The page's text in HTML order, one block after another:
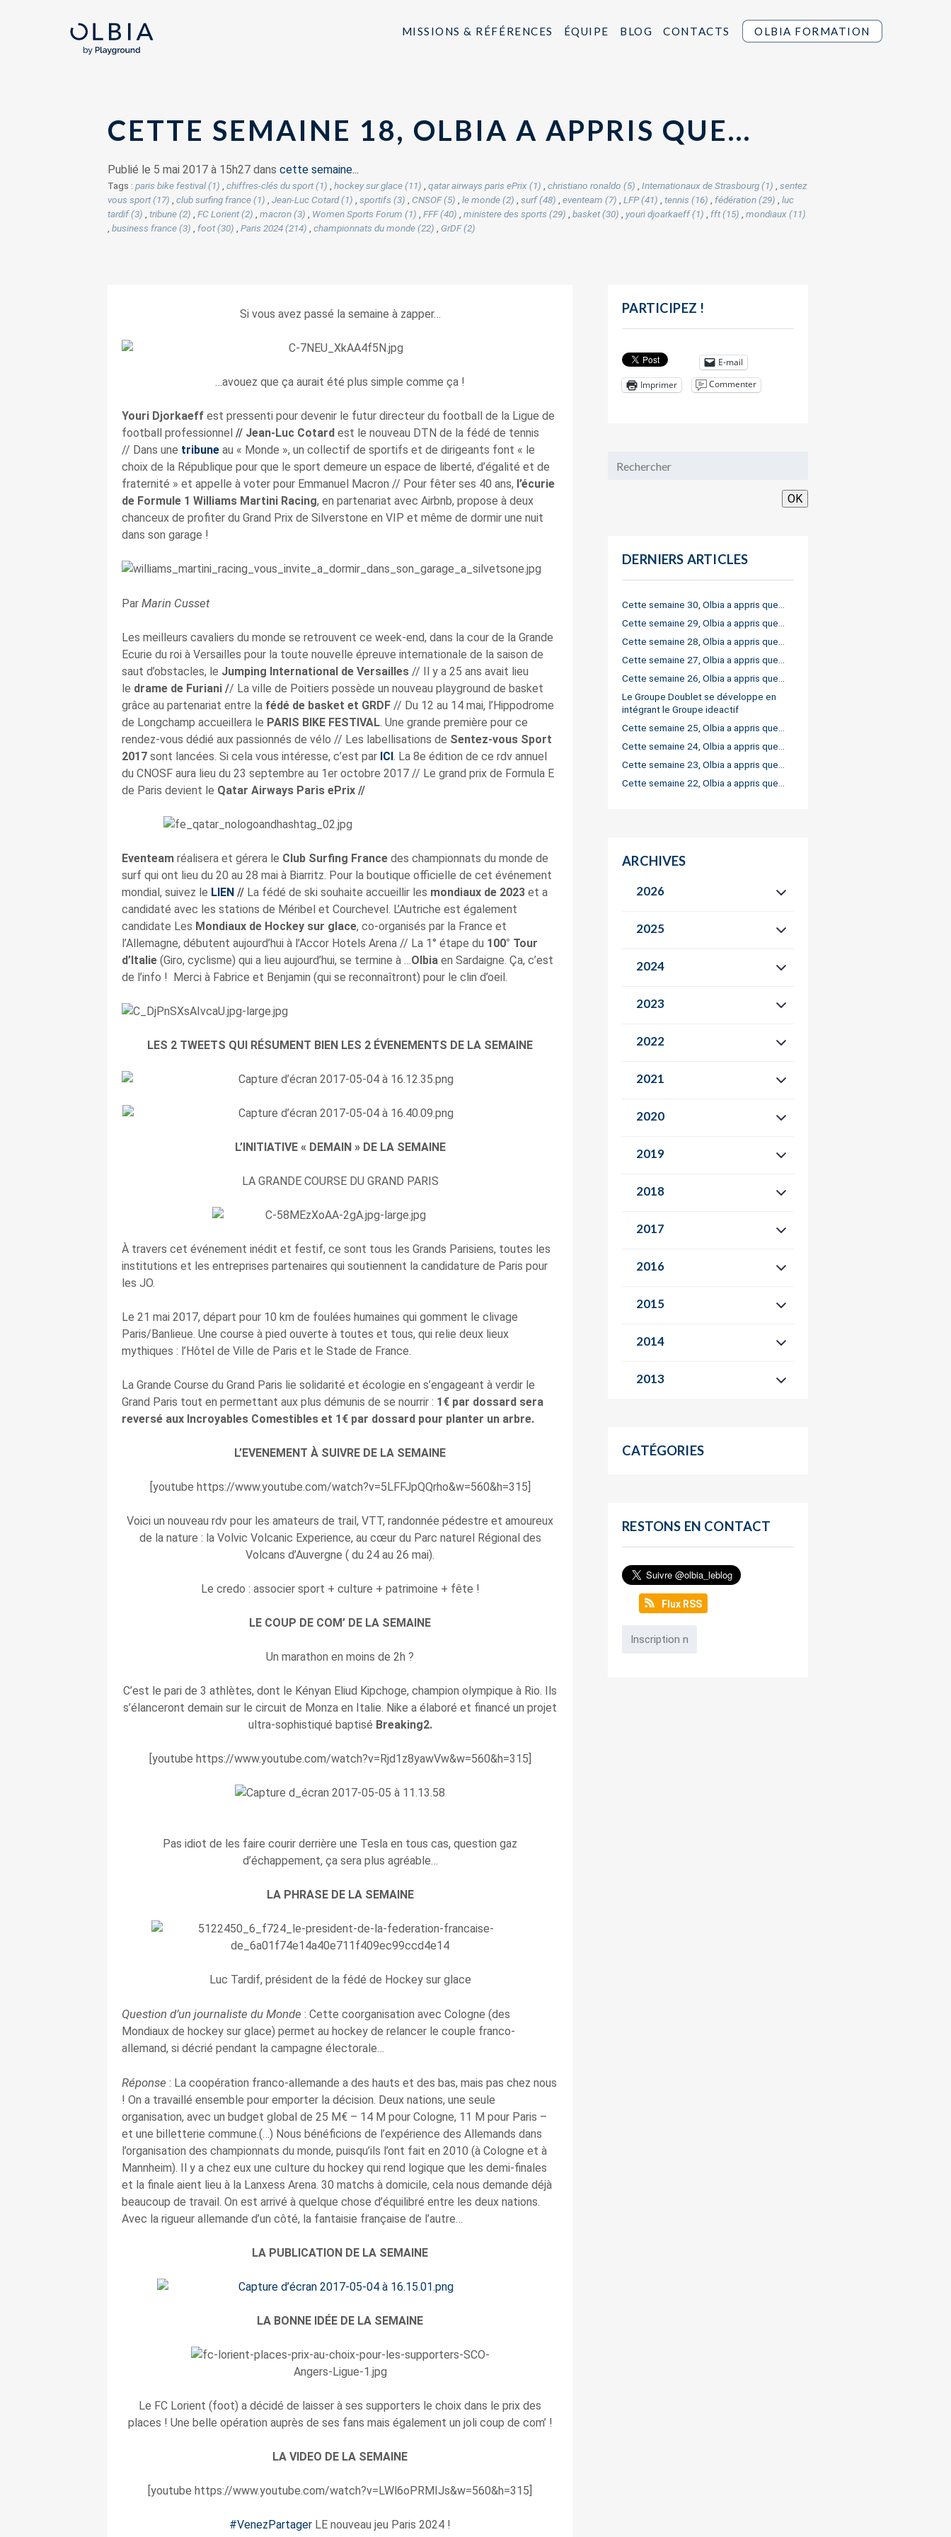
MISSIONS & RÉFÉRENCES ÉQUIPE BLOG CONTACTS OLBIA FORMATION
CETTE SEMAINE 18, OLBIA A APPRIS QUE…
Publié le 5 mai 2017 à 15h27 dans cette semaine...
Tags : paris bike festival (1) chiffres-clés du sport (1) hockey sur glace (11) qatar airways paris ePrix (1) christiano ronaldo (5) Internationaux de Strasbourg (1)
sentez
vous sport (17)
club surfing france (1) Jean-Luc Cotard (1) sportifs (3) CNSOF (5) le monde (2) surf (48) eventeam (7) LFP (41) tennis (16) fédération (29)
luc
tardif (3)
tribune (2) FC Lorient (2) macron (3) Women Sports Forum (1) FFF (40) ministere des sports (29) basket (30) youri djoarkaeff (1) fft (15)
mondiaux (11)
business france (3) foot (30) Paris 2024 (214) championnats du monde (22) GrDF (2)
Si vous avez passé la semaine à zapper…
…avouez que ça aurait été plus simple comme ça !
Youri Djorkaeff est pressenti pour devenir le futur directeur du football de la Ligue de
football professionnel // Jean-Luc Cotard est le nouveau DTN de la fédé de tennis
// Dans une tribune au « Monde », un collectif de sportifs et de dirigeants font « le
choix de la République pour que le sport demeure un espace de liberté, d’égalité et de
fraternité » et appelle à voter pour Emmanuel Macron // Pour fêter ses 40 ans, l’écurie
de Formule 1 Williams Martini Racing, en partenariat avec Airbnb, propose à deux
chanceux de profiter du Grand Prix de Silverstone en VIP et même de dormir une nuit
dans son garage !
Par Marin Cusset
Les meilleurs cavaliers du monde se retrouvent ce week-end, dans la cour de la Grande
Ecurie du roi à Versailles pour la toute nouvelle épreuve internationale de la saison de
saut d’obstacles, le Jumping International de Versailles // Il y a 25 ans avait lieu
le drame de Furiani // La ville de Poitiers possède un nouveau playground de basket
grâce au partenariat entre la fédé de basket et GRDF // Du 12 au 14 mai, l’Hippodrome
de Longchamp accueillera le PARIS BIKE FESTIVAL. Une grande première pour ce
rendez-vous dédié aux passionnés de vélo // Les labellisations de Sentez-vous Sport
2017 sont lancées. Si cela vous intéresse, c’est par ICI. La 8e édition de ce rdv annuel
du CNOSF aura lieu du 23 septembre au 1er octobre 2017 // Le grand prix de Formula E
de Paris devient le Qatar Airways Paris ePrix //
Eventeam réalisera et gérera le Club Surfing France des championnats du monde de
surf qui ont lieu du 20 au 28 mai à Biarritz. Pour la boutique officielle de cet événement
mondial, suivez le LIEN // La fédé de ski souhaite accueillir les mondiaux de 2023 et a
candidaté avec les stations de Méribel et Courchevel. L’Autriche est également
candidate Les Mondiaux de Hockey sur glace, co-organisés par la France et
l’Allemagne, débutent aujourd’hui à l’Accor Hotels Arena // La 1° étape du 100° Tour
d’Italie (Giro, cyclisme) qui a lieu aujourd’hui, se termine à …Olbia en Sardaigne. Ça, c’est
de l’info ! Merci à Fabrice et Benjamin (qui se reconnaîtront) pour le clin d’oeil.
LES 2 TWEETS QUI RÉSUMENT BIEN LES 2 ÉVENEMENTS DE LA SEMAINE
L’INITIATIVE « DEMAIN » DE LA SEMAINE
LA GRANDE COURSE DU GRAND PARIS
À travers cet événement inédit et festif, ce sont tous les Grands Parisiens, toutes les
institutions et les entreprises partenaires qui soutiennent la candidature de Paris pour
les JO.
Le 21 mai 2017, départ pour 10 km de foulées humaines qui gomment le clivage
Paris/Banlieue. Une course à pied ouverte à toutes et tous, qui relie deux lieux
mythiques : l’Hôtel de Ville de Paris et le Stade de France.
La Grande Course du Grand Paris lie solidarité et écologie en s’engageant à verdir le
Grand Paris tout en permettant aux plus démunis de se nourrir : 1€ par dossard sera
reversé aux Incroyables Comestibles et 1€ par dossard pour planter un arbre.
L’EVENEMENT À SUIVRE DE LA SEMAINE
[youtube https://www.youtube.com/watch?v=5LFFJpQQrho&w=560&h=315]
Voici un nouveau rdv pour les amateurs de trail, VTT, randonnée pédestre et amoureux
de la nature : la Volvic Volcanic Experience, au cœur du Parc naturel Régional des
Volcans d’Auvergne ( du 24 au 26 mai).
Le credo : associer sport + culture + patrimoine + fête !
LE COUP DE COM’ DE LA SEMAINE
Un marathon en moins de 2h ?
C’est le pari de 3 athlètes, dont le Kényan Eliud Kipchoge, champion olympique à Rio. Ils
s’élanceront demain sur le circuit de Monza en Italie. Nike a élaboré et financé un projet
ultra-sophistiqué baptisé Breaking2.
[youtube https://www.youtube.com/watch?v=Rjd1z8yawVw&w=560&h=315]
Pas idiot de les faire courir derrière une Tesla en tous cas, question gaz
d’échappement, ça sera plus agréable…
LA PHRASE DE LA SEMAINE
Luc Tardif, président de la fédé de Hockey sur glace
Question d’un journaliste du Monde : Cette coorganisation avec Cologne (des
Mondiaux de hockey sur glace) permet au hockey de relancer le couple franco-
allemand, si décrié pendant la campagne électorale…
Réponse : La coopération franco-allemande a des hauts et des bas, mais pas chez nous
! On a travaillé ensemble pour emporter la décision. Deux nations, une seule
organisation, avec un budget global de 25 M€ – 14 M pour Cologne, 11 M pour Paris –
et une billetterie commune.(…) Nous bénéficions de l’expérience des Allemands dans
l’organisation des championnats du monde, puisqu’ils l’ont fait en 2010 (à Cologne et à
Mannheim). Il y a chez eux une culture du hockey qui rend logique que les demi-finales
et la finale aient lieu à la Lanxess Arena. 30 matchs à domicile, cela nous demande déjà
beaucoup de travail. On est arrivé à quelque chose d’équilibré entre les deux nations.
Avec la rigueur allemande d’un côté, la fantaisie française de l’autre…
LA PUBLICATION DE LA SEMAINE
LA BONNE IDÉE DE LA SEMAINE
Le FC Lorient (foot) a décidé de laisser à ses supporters le choix dans le prix des
places ! Une belle opération auprès de ses fans mais également un joli coup de com’ !
LA VIDEO DE LA SEMAINE
[youtube https://www.youtube.com/watch?v=LWl6oPRMIJs&w=560&h=315]
#VenezPartager LE nouveau jeu Paris 2024 !
PARTICIPEZ !
E-mail
Imprimer
Commenter
OK
DERNIERS ARTICLES
Cette semaine 30, Olbia a appris que…
Cette semaine 29, Olbia a appris que…
Cette semaine 28, Olbia a appris que…
Cette semaine 27, Olbia a appris que…
Cette semaine 26, Olbia a appris que…
Le Groupe Doublet se développe en
intégrant le Groupe ideactif
Cette semaine 25, Olbia a appris que…
Cette semaine 24, Olbia a appris que…
Cette semaine 23, Olbia a appris que…
Cette semaine 22, Olbia a appris que…
ARCHIVES
2026
2025
2024
2023
2022
2021
2020
2019
2018
2017
2016
2015
2014
2013
CATÉGORIES
RESTONS EN CONTACT
Flux RSS